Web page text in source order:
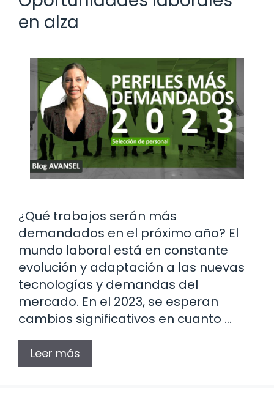
en alza
¿Qué trabajos serán más
demandados en el próximo año? El
mundo laboral está en constante
evolución y adaptación a las nuevas
tecnologías y demandas del
mercado. En el 2023, se esperan
cambios significativos en cuanto …
Leer más